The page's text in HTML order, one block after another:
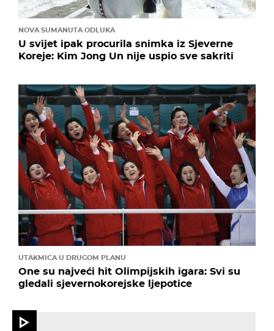
NOVA SUMANUTA ODLUKA
U svijet ipak procurila snimka iz Sjeverne
Koreje: Kim Jong Un nije uspio sve sakriti
UTAKMICA U DRUGOM PLANU
One su najveći hit Olimpijskih igara: Svi su
gledali sjevernokorejske ljepotice